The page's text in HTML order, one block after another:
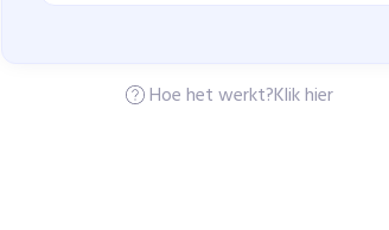
Hoe het werkt?Klik hier